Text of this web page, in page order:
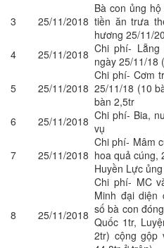
3 25/11/2018
Bà con ủng
tiền ăn trưa
hương 25/11/
4 25/11/2018 Chi phí-
ngày 25/11/18
5 25/11/2018
Chi phí- Cơm
25/11/18 (10
bàn 2,5tr
6 25/11/2018 Chi phí- Bia,
vụ
7 25/11/2018
Chi phí- Mâm
hoa quả cúng,
Huyền Lực
8 25/11/2018
Chi phí- MC
Minh đại diện
số bà con
Quốc 1tr,
2tr) cộng gộp